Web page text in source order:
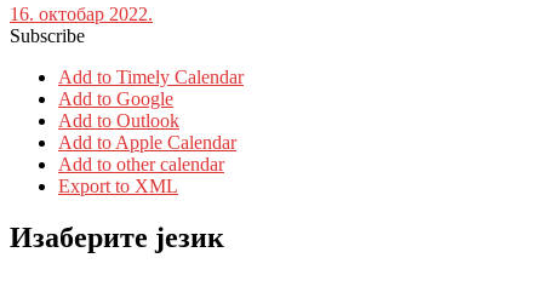
16. октобар 2022.
Subscribe
Add to Timely Calendar
Add to Google
Add to Outlook
Add to Apple Calendar
Add to other calendar
Export to XML
Изаберите језик